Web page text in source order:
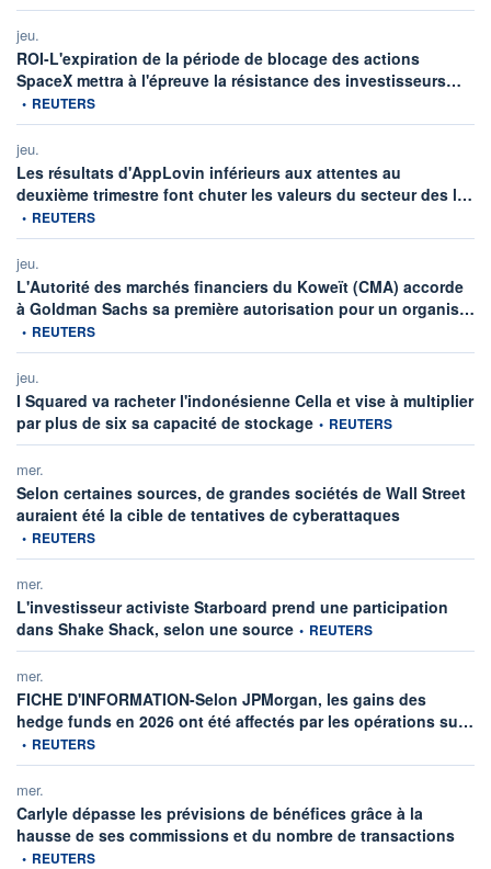
jeu.
ROI-L'expiration de la période de blocage des actions
SpaceX mettra à l'épreuve la résistance des investisseurs…
• REUTERS
jeu.
Les résultats d'AppLovin inférieurs aux attentes au
deuxième trimestre font chuter les valeurs du secteur des l…
• REUTERS
jeu.
L'Autorité des marchés financiers du Koweït (CMA) accorde
à Goldman Sachs sa première autorisation pour un organis…
• REUTERS
jeu.
I Squared va racheter l'indonésienne Cella et vise à multiplier
par plus de six sa capacité de stockage information fournie par
• REUTERS
mer.
Selon certaines sources, de grandes sociétés de Wall Street
auraient été la cible de tentatives de cyberattaques
• REUTERS
mer.
L'investisseur activiste Starboard prend une participation
dans Shake Shack, selon une source information fournie par
• REUTERS
mer.
FICHE D'INFORMATION-Selon JPMorgan, les gains des
hedge funds en 2026 ont été affectés par les opérations su…
• REUTERS
mer.
Carlyle dépasse les prévisions de bénéfices grâce à la
hausse de ses commissions et du nombre de transactions
• REUTERS